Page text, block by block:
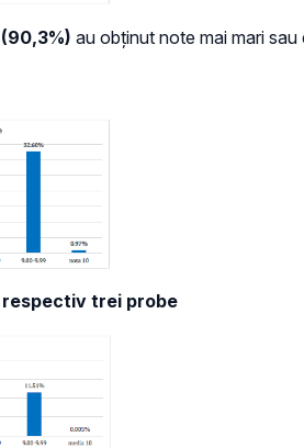
(90,3%) au obținut note mai mari
trei probe